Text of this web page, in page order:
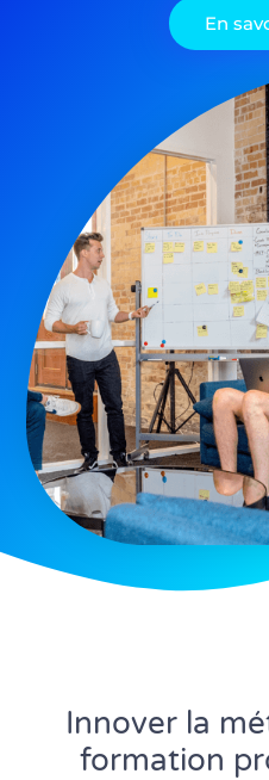
En
Innover la
formation